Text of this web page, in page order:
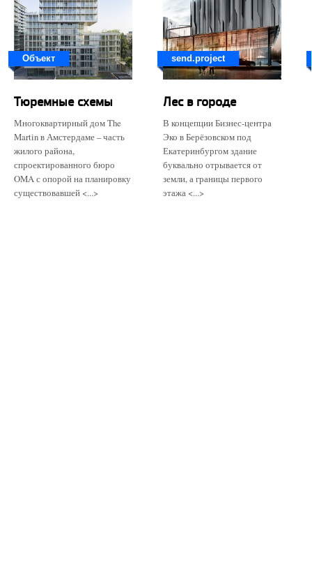
Объект
Тюремные схемы
Многоквартирный дом The
Martin в Амстердаме – часть
жилого района,
спроектированного бюро
OMA с опорой на планировку
существовавшей <...>
send.project
Лес в городе
В концепции Бизнес-центра
Эко в Берёзовском под
Екатеринбургом здание
буквально отрывается от
земли, а границы первого
этажа <...>